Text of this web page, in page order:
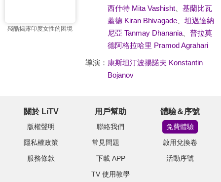
殘酷揭露印度女性的困境
西什特 Mita Vashisht、 基蘭比瓦
蓋德 Kiran Bhivagade、 坦邁達納
尼亞 Tanmay Dhanania、 普拉莫
德阿格拉哈里 Pramod Agrahari
導演： 康斯坦汀波揚諾夫 Konstantin
Bojanov
關於 LiTV
版權聲明
隱私權政策
服務條款
用戶幫助
聯絡我們
常見問題
下載 APP
TV 使用教學
體驗＆序號
免費體驗
啟用兌換卷
活動序號